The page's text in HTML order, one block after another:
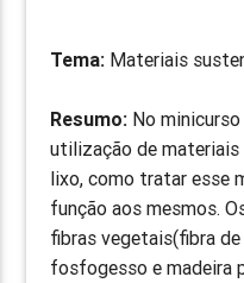
Tema: Materiais
Resumo: No
utilização de
lixo, como tratar esse
função aos mesmos.
fibras vegetais(fibra
fosfogesso e madeira